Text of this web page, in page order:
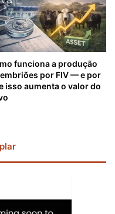
funciona a produção
por FIV — e por
isso aumenta o valor do